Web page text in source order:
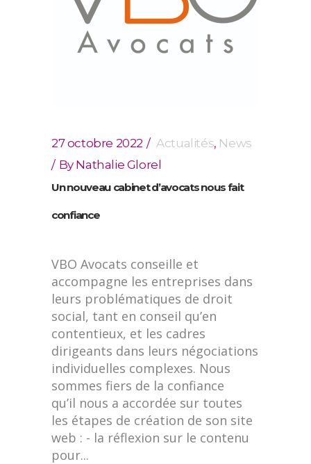
27 octobre 2022 Actualités, News
By Nathalie Glorel
Un nouveau cabinet d’avocats nous fait
confiance
VBO Avocats conseille et
accompagne les entreprises dans
leurs problématiques de droit
social, tant en conseil qu’en
contentieux, et les cadres
dirigeants dans leurs négociations
individuelles complexes. Nous
sommes fiers de la confiance
qu’il nous a accordée sur toutes
les étapes de création de son site
web : - la réflexion sur le contenu
pour...